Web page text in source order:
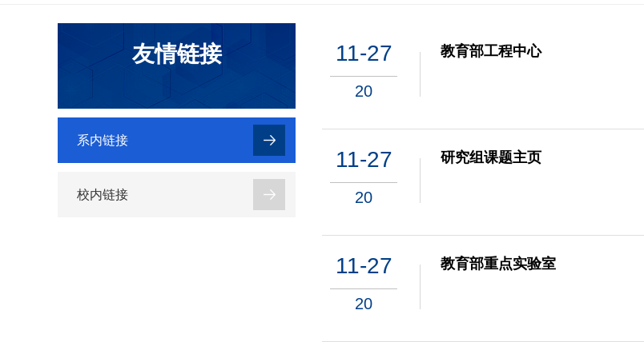
友情链接
系内链接
校内链接
11-27
20
教育部工程中心
11-27
20
研究组课题主页
11-27
20
教育部重点实验室